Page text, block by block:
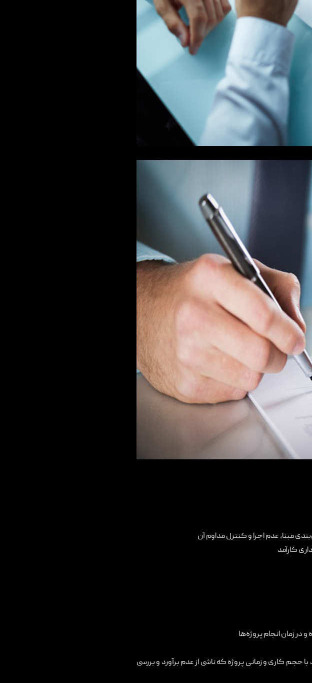
مبنا، عدم اجرا و کنترل مداوم آن
کارآمد
در زمان انجام پروژه‌ها
حجم کاری و زمانی پروژه که ناشی از عدم برآورد و بررسی